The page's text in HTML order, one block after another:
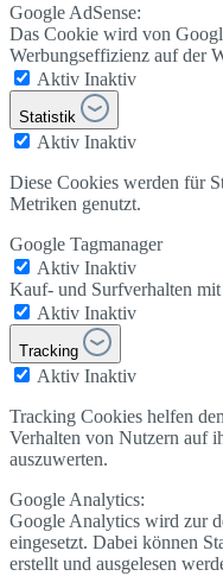
Google AdSense:
Das Cookie wird von
Werbungseffizienz auf der
Aktiv Inaktiv
Statistik
Aktiv Inaktiv
Diese Cookies werden für
Metriken genutzt.
Google Tagmanager
Aktiv Inaktiv
Kauf- und Surfverhalten
Aktiv Inaktiv
Tracking
Aktiv Inaktiv
Tracking Cookies helfen
Verhalten von Nutzern auf
auszuwerten.
Google Analytics:
Google Analytics wird zur
eingesetzt. Dabei können
erstellt und ausgelesen